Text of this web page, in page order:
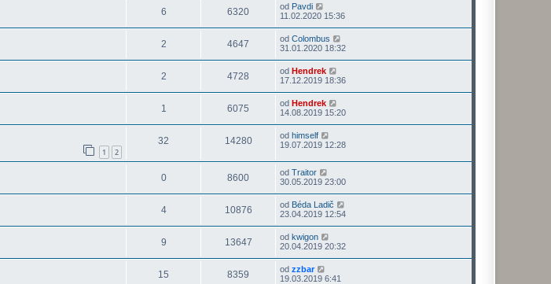
6 6320 od Pavdi
11.02.2020 15:36
2 4647 od Colombus
31.01.2020 18:32
2 4728 od Hendrek
17.12.2019 18:36
1 6075 od Hendrek
14.08.2019 15:20
1 2
32 14280 od himself
19.07.2019 12:28
0 8600 od Traitor
30.05.2019 23:00
4 10876 od Béda Ladič
23.04.2019 12:54
9 13647 od kwigon
20.04.2019 20:32
15 8359 od zzbar
19.03.2019 6:41